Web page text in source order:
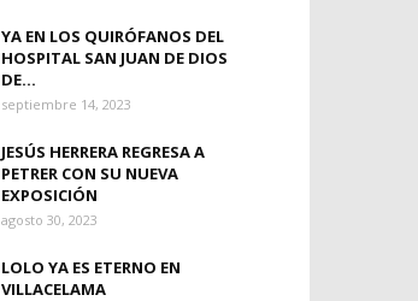
YA EN LOS QUIRÓFANOS DEL
HOSPITAL SAN JUAN DE DIOS
DE...
septiembre 14, 2023
JESÚS HERRERA REGRESA A
PETRER CON SU NUEVA
EXPOSICIÓN
agosto 30, 2023
LOLO YA ES ETERNO EN
VILLACELAMA